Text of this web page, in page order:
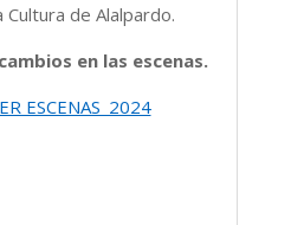
Cultura de Alalpardo.
en las escenas.
ESCENAS_2024